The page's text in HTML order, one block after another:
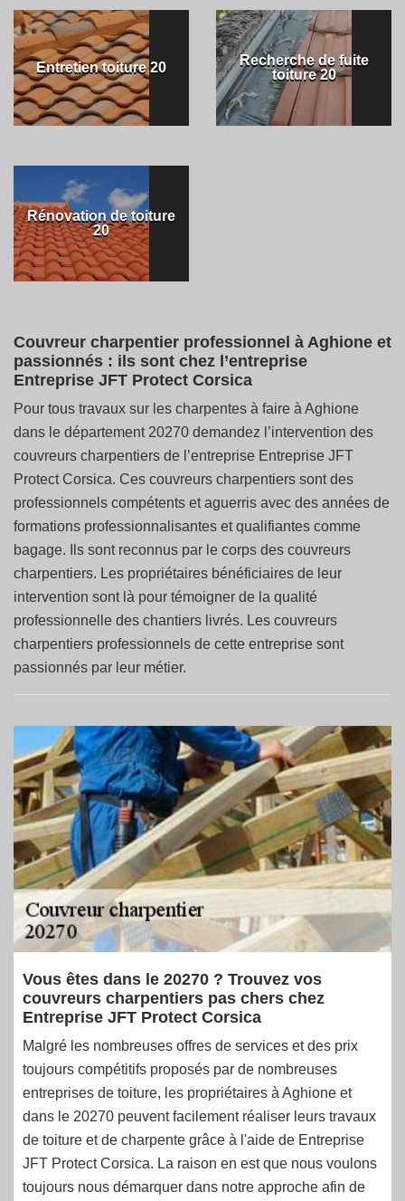
Entretien toiture 20
Recherche de fuite
toiture 20
Rénovation de toiture
20
Couvreur charpentier professionnel à Aghione et
passionnés : ils sont chez l’entreprise
Entreprise JFT Protect Corsica
Pour tous travaux sur les charpentes à faire à Aghione
dans le département 20270 demandez l’intervention des
couvreurs charpentiers de l’entreprise Entreprise JFT
Protect Corsica. Ces couvreurs charpentiers sont des
professionnels compétents et aguerris avec des années de
formations professionnalisantes et qualifiantes comme
bagage. Ils sont reconnus par le corps des couvreurs
charpentiers. Les propriétaires bénéficiaires de leur
intervention sont là pour témoigner de la qualité
professionnelle des chantiers livrés. Les couvreurs
charpentiers professionnels de cette entreprise sont
passionnés par leur métier.
Vous êtes dans le 20270 ? Trouvez vos
couvreurs charpentiers pas chers chez
Entreprise JFT Protect Corsica
Malgré les nombreuses offres de services et des prix
toujours compétitifs proposés par de nombreuses
entreprises de toiture, les propriétaires à Aghione et
dans le 20270 peuvent facilement réaliser leurs travaux
de toiture et de charpente grâce à l'aide de Entreprise
JFT Protect Corsica. La raison en est que nous voulons
toujours nous démarquer dans notre approche afin de